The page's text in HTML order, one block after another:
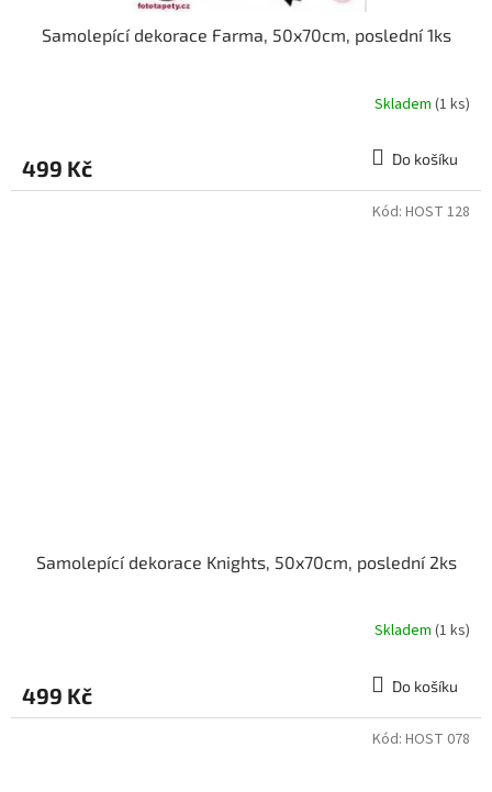
Samolepící dekorace Farma, 50x70cm, poslední 1ks
Skladem (1 ks)
499 Kč Do košíku
Samolepící dekorace Knights, 50x70cm, poslední 2ks
Skladem (1 ks)
499 Kč Do košíku
Kód: HOST 128
Kód: HOST 078